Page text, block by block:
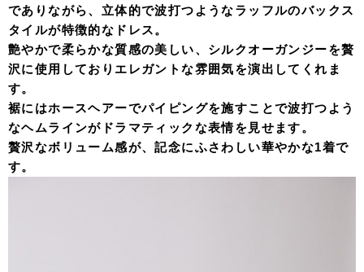
でありながら、立体的で波打つようなラッフルのバックス
タイルが特徴的なドレス。
艶やかで柔らかな質感の美しい、シルクオーガンジーを贅
沢に使用しておりエレガントな雰囲気を演出してくれま
す。
裾にはホースヘアーでパイピングを施すことで波打つよう
なヘムラインがドラマティックな表情を見せます。
贅沢なボリューム感が、記念にふさわしい華やかな1着で
す。